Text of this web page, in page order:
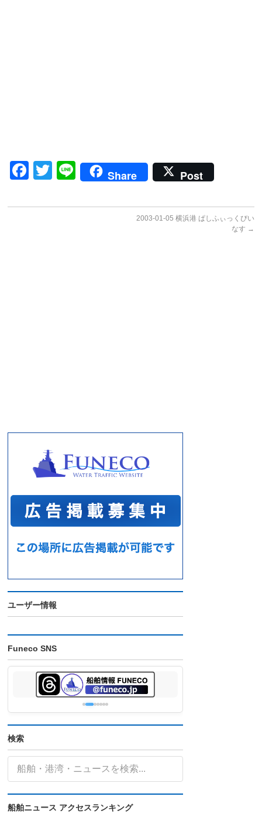
Facebook
Twitter
LineShare Post
2003-01-05 横浜港 ぱしふぃっくびい
なす →
ユーザー情報
Funeco SNS
検索
船舶ニュース アクセスランキング